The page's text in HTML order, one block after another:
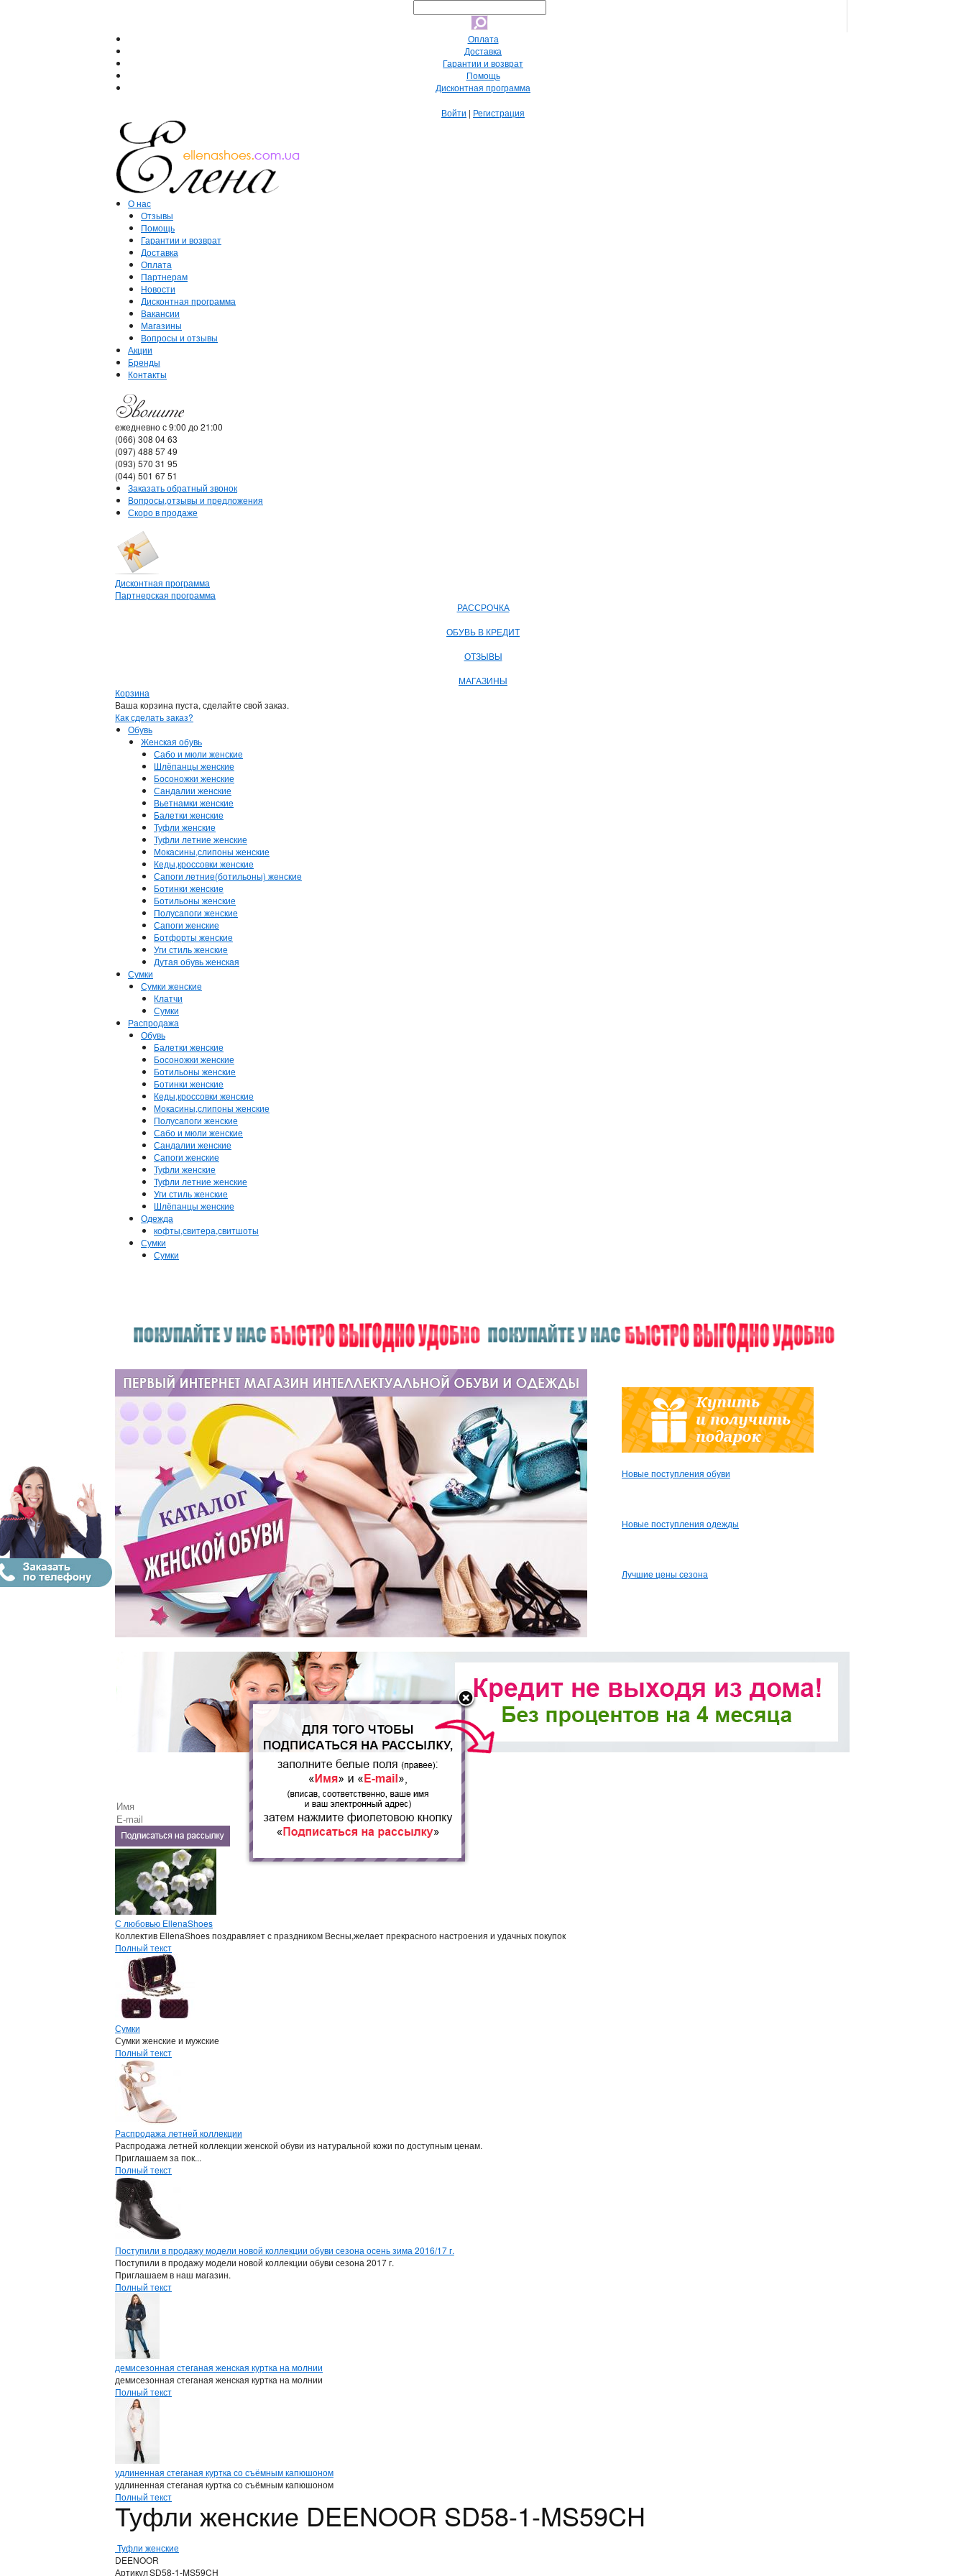
Оплата
Доставка
Гарантии и возврат
Помощь
Дисконтная программа
Войти | Регистрация
О нас
Отзывы
Помощь
Гарантии и возврат
Доставка
Оплата
Партнерам
Новости
Дисконтная программа
Вакансии
Магазины
Вопросы и отзывы
Акции
Бренды
Контакты
ежедневно с 9:00 до 21:00
(066) 308 04 63
(097) 488 57 49
(093) 570 31 95
(044) 501 67 51
Заказать обратный звонок
Вопросы,отзывы и предложения
Скоро в продаже
Дисконтная программа
Партнерская программа
РАССРОЧКА
ОБУВЬ В КРЕДИТ
ОТЗЫВЫ
МАГАЗИНЫ
Корзина
Ваша корзина пуста, сделайте свой заказ.
Как сделать заказ?
Обувь
Женская обувь
Сабо и мюли женские
Шлёпанцы женские
Босоножки женские
Сандалии женские
Вьетнамки женские
Балетки женские
Туфли женские
Туфли летние женские
Мокасины,слипоны женские
Кеды,кроссовки женские
Сапоги летние(ботильоны) женские
Ботинки женские
Ботильоны женские
Полусапоги женские
Сапоги женские
Ботфорты женские
Уги стиль женские
Дутая обувь женская
Сумки
Сумки женские
Клатчи
Сумки
Распродажа
Обувь
Балетки женские
Босоножки женские
Ботильоны женские
Ботинки женские
Кеды,кроссовки женские
Мокасины,слипоны женские
Полусапоги женские
Сабо и мюли женские
Сандалии женские
Сапоги женские
Туфли женские
Туфли летние женские
Уги стиль женские
Шлёпанцы женские
Одежда
кофты,свитера,свитшоты
Сумки
Сумки
Новые поступления обуви
Новые поступления одежды
Лучшие цены сезона
С любовью EllenaShoes
Коллектив EllenaShoes поздравляет с праздником Весны,желает прекрасного настроения и удачных покупок
Полный текст
Сумки
Сумки женские и мужские
Полный текст
Распродажа летней коллекции
Распродажа летней коллекции женской обуви из натуральной кожи по доступным ценам.
Приглашаем за пок...
Полный текст
Поступили в продажу модели новой коллекции обуви сезона осень зима 2016/17 г.
Поступили в продажу модели новой коллекции обуви сезона 2017 г.
Приглашаем в наш магазин.
Полный текст
демисезонная стеганая женская куртка на молнии
демисезонная стеганая женская куртка на молнии
Полный текст
удлиненная стеганая куртка со съёмным капюшоном
удлиненная стеганая куртка со съёмным капюшоном
Полный текст
Туфли женские DEENOOR SD58-1-MS59CH
Туфли женские
DEENOOR
АртикулSD58-1-MS59CH